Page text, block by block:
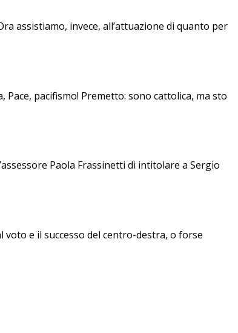
assistiamo, invece, all’attuazione di quanto per
Pace, pacifismo! Premetto: sono cattolica, ma sto
Paola Frassinetti di intitolare a Sergio
e il successo del centro-destra, o forse